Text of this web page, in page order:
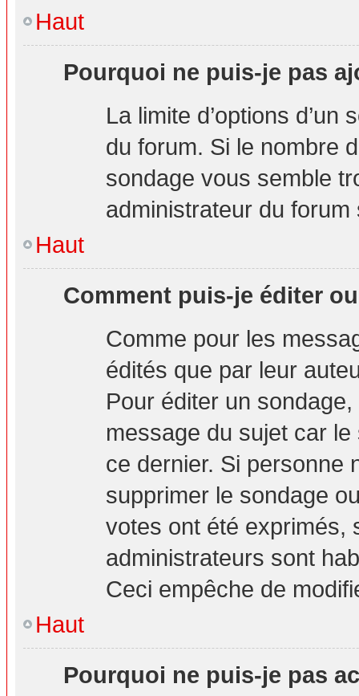
Haut
Pourquoi ne puis-je pas
La limite d’options d’un
du forum. Si le nombre
sondage vous semble
administrateur du forum
Haut
Comment puis-je éditer
Comme pour les
édités que par leur
Pour éditer un
message du sujet car
ce dernier. Si personne
supprimer le sondage
votes ont été exprimés,
administrateurs sont
Ceci empêche de
Haut
Pourquoi ne puis-je pas